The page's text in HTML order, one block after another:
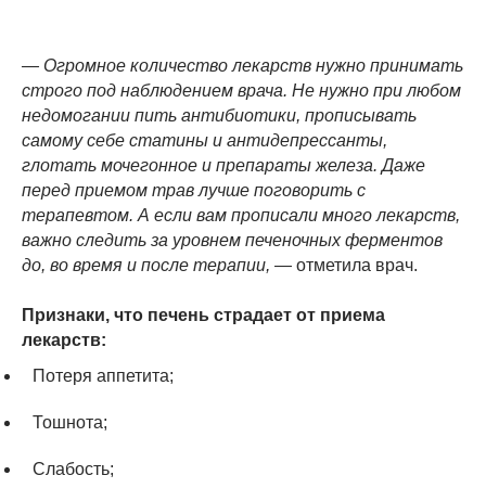
— Огромное количество лекарств нужно принимать
строго под наблюдением врача. Не нужно при любом
недомогании пить антибиотики, прописывать
самому себе статины и антидепрессанты,
глотать мочегонное и препараты железа. Даже
перед приемом трав лучше поговорить с
терапевтом. А если вам прописали много лекарств,
важно следить за уровнем печеночных ферментов
до, во время и после терапии, — отметила врач.
Признаки, что печень страдает от приема
лекарств:
Потеря аппетита;
Тошнота;
Слабость;